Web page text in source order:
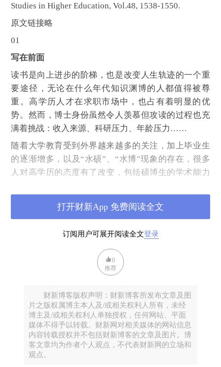
Studies in Higher Education, Vol.48, 1538-1550.
原文链接略
01
写在前面
读书是向上进步的阶梯，也是改变人生轨迹的一个重
要途径，无论在什么年代知识渊博的人都值得被尊
重。高学历人才在求职市场中，也占有着明显的优
势。然而，博士身份虽然令人羡慕但攻读的过程也充
满着挑战：收入来源、科研压力、年龄压力……
随着大学教育受到外界越来越多的关注，加上毕业生
的逐渐增多，以及“水硕”、“水博”现象的存在，很多
人对高学历的态度有了改变，包括硕博生的学术能力
此外，博士毕业后同样面临着就业挑战：高校的“非升
即走”、博士薪资与企业用工成本的不匹配、较少的招
本的高度不确定性，使得是否读博的问题一直热度不
Education上的文章。尽管论文的研究方法较为简单，
但是具有非常强的现实意义。希望这篇论文的研究结
论能够为正在纠结在硕士毕业后，找工作还是申博的
香樟读者提供启发和帮助。
订阅用户可展开阅读全文登录
打开财新App 免费阅读全文
0
推荐
财新博客版权声明：财新博客所发布文章及图
片之版权属博主本人及/或相关权利人所有，未经
博主及/或相关权利人单独授权，任何网站、平面
媒体不得予以转载。财新网对相关媒体的网站信息
内容转载授权并不包括财新博客的文章及图片。博
客文章均为作者个人观点，不代表财新网的立场和
观点。